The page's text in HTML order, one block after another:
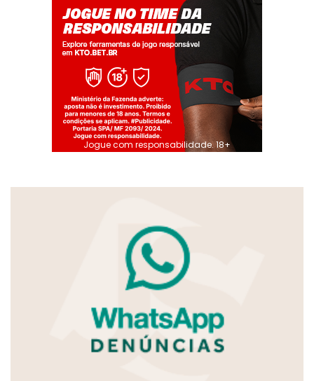
Jogue com responsabilidade. 18+